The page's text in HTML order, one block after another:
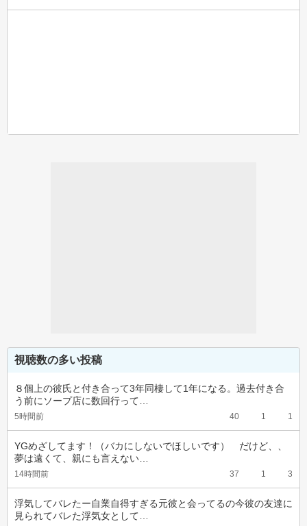
視聴数の多い投稿
８個上の彼氏と付き合って3年同棲して1年になる。過去付き合
う前にソープ店に数回行って…
5時間前 40 1 1
YGめざしてます！（バカにしないでほしいです）　だけど、、
夢は遠くて、親にも言えない…
14時間前 37 1 3
浮気してバレたー自業自得すぎる元彼と会ってるの今彼の友達に
見られてバレた浮気女として…